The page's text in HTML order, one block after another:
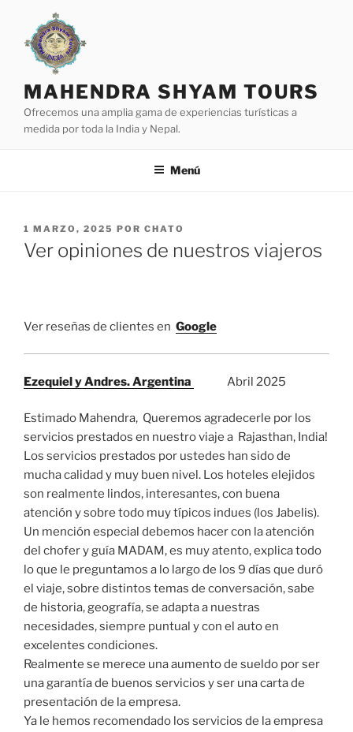
contenido
MAHENDRA SHYAM TOURS
Ofrecemos una amplia gama de experiencias turísticas a
medida por toda la India y Nepal.
Menú
PUBLICADO
EL
1 MARZO, 2025 POR CHATO
Ver opiniones de nuestros viajeros
Ver reseñas de clientes en Google
Ezequiel y Andres. Argentina Abril 2025
Estimado Mahendra, Queremos agradecerle por los
servicios prestados en nuestro viaje a Rajasthan, India!
Los servicios prestados por ustedes han sido de
mucha calidad y muy buen nivel. Los hoteles elejidos
son realmente lindos, interesantes, con buena
atención y sobre todo muy típicos indues (los Jabelis).
Un mención especial debemos hacer con la atención
del chofer y guía MADAM, es muy atento, explica todo
lo que le preguntamos a lo largo de los 9 días que duró
el viaje, sobre distintos temas de conversación, sabe
de historia, geografía, se adapta a nuestras
necesidades, siempre puntual y con el auto en
excelentes condiciones.
Realmente se merece una aumento de sueldo por ser
una garantía de buenos servicios y ser una carta de
presentación de la empresa.
Ya le hemos recomendado los servicios de la empresa